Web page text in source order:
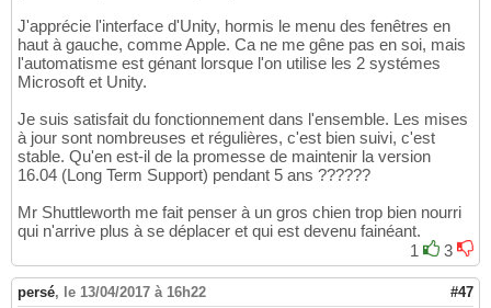
J'apprécie l'interface d'Unity, hormis le menu des fenêtres en
haut à gauche, comme Apple. Ca ne me gêne pas en soi, mais
l'automatisme est génant lorsque l'on utilise les 2 systémes
Microsoft et Unity.
Je suis satisfait du fonctionnement dans l'ensemble. Les mises
à jour sont nombreuses et régulières, c'est bien suivi, c'est
stable. Qu'en est-il de la promesse de maintenir la version
16.04 (Long Term Support) pendant 5 ans ??????
Mr Shuttleworth me fait penser à un gros chien trop bien nourri
qui n'arrive plus à se déplacer et qui est devenu fainéant.
1
3
persé, le 13/04/2017 à 16h22 #47